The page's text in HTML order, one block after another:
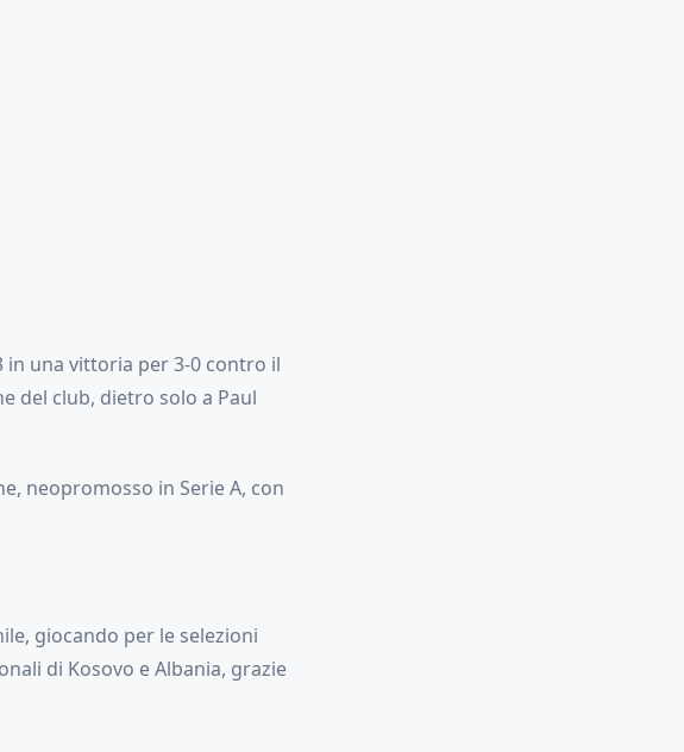
in una vittoria per 3-0 contro il
del club, dietro solo a Paul
neopromosso in Serie A, con
giocando per le selezioni
di Kosovo e Albania, grazie